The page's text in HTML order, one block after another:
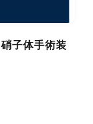
子体手術装